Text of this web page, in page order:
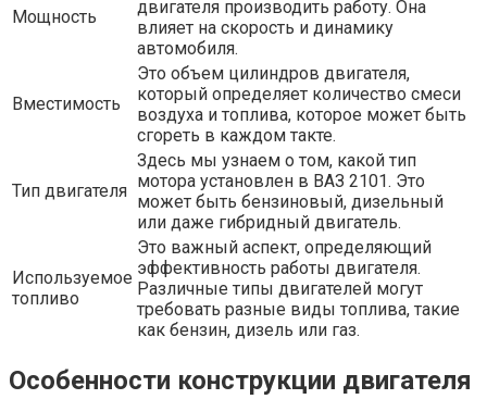
Мощность
двигателя производить работу. Она
влияет на скорость и динамику
автомобиля.
Вместимость
Это объем цилиндров двигателя,
который определяет количество смеси
воздуха и топлива, которое может быть
сгореть в каждом такте.
Тип двигателя
Здесь мы узнаем о том, какой тип
мотора установлен в ВАЗ 2101. Это
может быть бензиновый, дизельный
или даже гибридный двигатель.
Используемое
топливо
Это важный аспект, определяющий
эффективность работы двигателя.
Различные типы двигателей могут
требовать разные виды топлива, такие
как бензин, дизель или газ.
Особенности конструкции двигателя